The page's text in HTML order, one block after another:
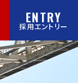
ENTRY
採用エントリー